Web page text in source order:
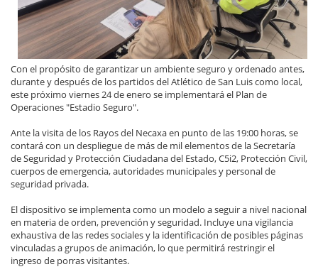
Con el propósito de garantizar un ambiente seguro y ordenado antes,
durante y después de los partidos del Atlético de San Luis como local,
este próximo viernes 24 de enero se implementará el Plan de
Operaciones "Estadio Seguro".
Ante la visita de los Rayos del Necaxa en punto de las 19:00 horas, se
contará con un despliegue de más de mil elementos de la Secretaría
de Seguridad y Protección Ciudadana del Estado, C5i2, Protección Civil,
cuerpos de emergencia, autoridades municipales y personal de
seguridad privada.
El dispositivo se implementa como un modelo a seguir a nivel nacional
en materia de orden, prevención y seguridad. Incluye una vigilancia
exhaustiva de las redes sociales y la identificación de posibles páginas
vinculadas a grupos de animación, lo que permitirá restringir el
ingreso de porras visitantes.